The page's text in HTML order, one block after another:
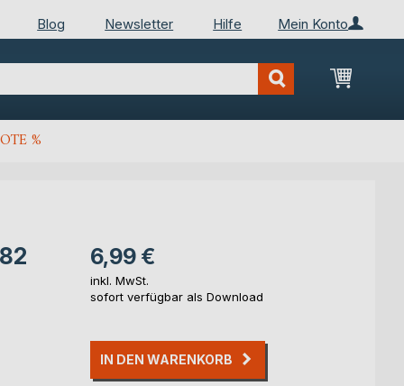
Mein Konto
Blog Newsletter Hilfe
Mein
%
6,99 €
inkl. MwSt.
sofort verfügbar als Download
IN DEN WARENKORB